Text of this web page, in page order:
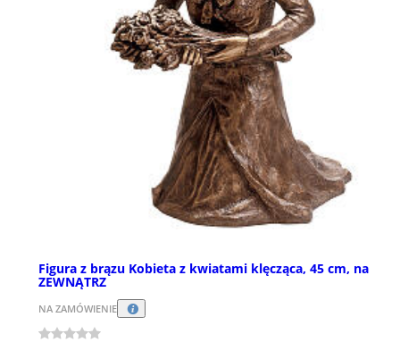
Figura z brązu Kobieta z kwiatami klęcząca, 45 cm, na
ZEWNĄTRZ
NA ZAMÓWIENIE